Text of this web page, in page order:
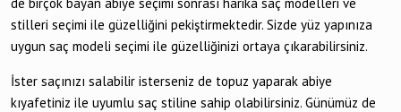
stilleri seçimi ile güzelliğini pekiştirmektedir. Sizde yüz yapınıza
uygun saç modeli seçimi ile güzelliğinizi ortaya çıkarabilirsiniz.
İster saçınızı salabilir isterseniz de topuz yaparak abiye
kıyafetiniz ile uyumlu saç stiline sahip olabilirsiniz. Günümüz de